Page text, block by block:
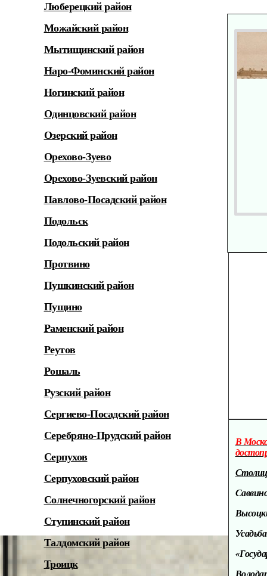
В
Люберецкий район
Можайский район
Мытищинский район
Наро-Фоминский район
Ногинский район
Одинцовский район
Озерский район
Орехово-Зуево
Орехово-Зуевский район
Павлово-Посадский район
Подольск
Подольский район
Протвино
Пушкинский район
Пущино
Раменский район
Реутов
Рошаль
Рузский район
Сергиево-Посадский район
Серебряно-Прудский район
Серпухов
Серпуховский район
Солнечногорский район
Ступинский район
Талдомский район
Троицк